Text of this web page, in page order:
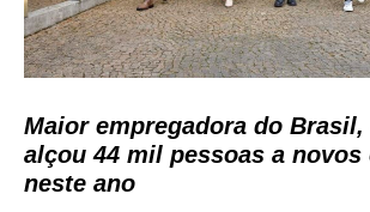
Maior empregadora do Brasil,
alçou 44 mil pessoas a novos
neste ano